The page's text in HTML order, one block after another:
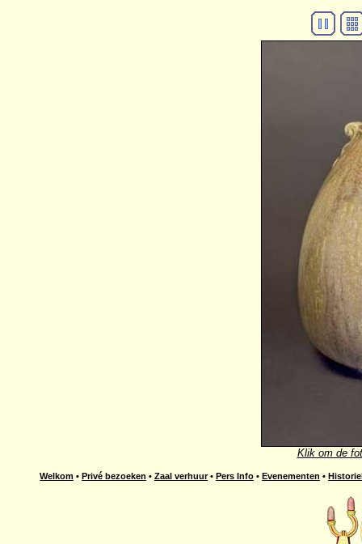
Klik om de
Welkom • Privé bezoeken • Zaal verhuur• Pers Info • Evenementen •